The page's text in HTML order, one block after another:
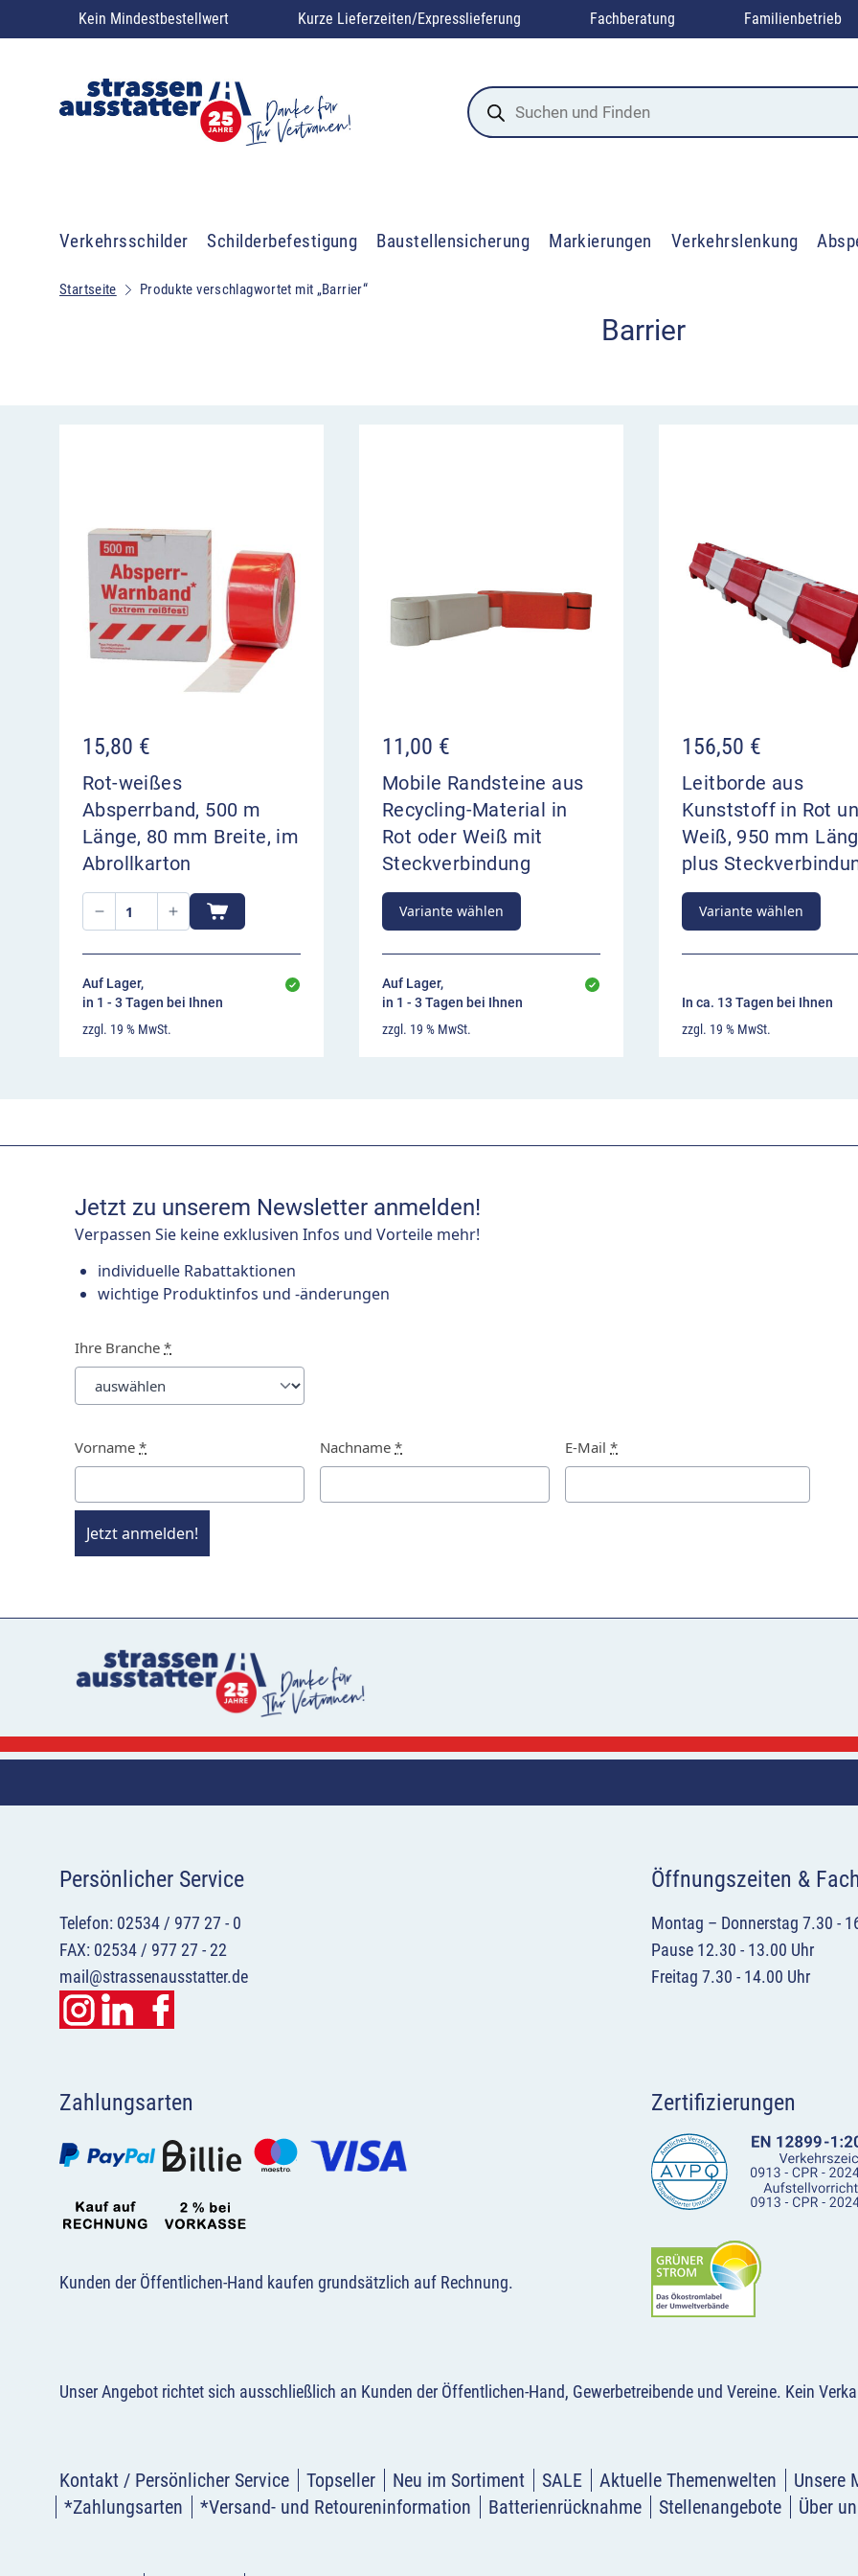
Kein Mindestbestellwert Kurze Lieferzeiten/Expresslieferung Fachberatung Familienbetrieb
Products
search
Verkehrsschilder Schilderbefestigung Baustellensicherung Markierungen Verkehrslenkung
Startseite Produkte verschlagwortet mit „Barrier“
Barrier
15,80 €
Rot-weißes
Absperrband, 500 m
Länge, 80 mm Breite, im
Abrollkarton
Auf Lager,
in 1 - 3 Tagen bei Ihnen
zzgl. 19 % MwSt.
11,00 €
Mobile Randsteine aus
Recycling-Material in
Rot oder Weiß mit
Steckverbindung
Variante wählen
Auf Lager,
in 1 - 3 Tagen bei Ihnen
zzgl. 19 % MwSt.
156,50 €
Leitborde aus
Kunststoff in Rot
Weiß, 950 mm
plus
Variante wählen
In ca. 13 Tagen bei Ihnen
zzgl. 19 % MwSt.
Jetzt zu unserem Newsletter anmelden!
Verpassen Sie keine exklusiven Infos und Vorteile mehr!
individuelle Rabattaktionen
wichtige Produktinfos und -änderungen
Ihre Branche *
Vorname * Nachname * E-Mail *
Jetzt anmelden!
Persönlicher Service
Telefon: 02534 / 977 27 - 0
FAX: 02534 / 977 27 - 22
mail@strassenausstatter.de
Öffnungszeiten &
Montag – Donnerstag 7.30 -
Pause 12.30 - 13.00 Uhr
Freitag 7.30 - 14.00 Uhr
Zahlungsarten
Kunden der Öffentlichen-Hand kaufen grundsätzlich auf Rechnung.
Zertifizierungen
Unser Angebot richtet sich ausschließlich an Kunden der Öffentlichen-Hand, Gewerbetreibende und Vereine. Kein
Kontakt / Persönlicher Service Topseller Neu im Sortiment SALE Aktuelle Themenwelten
Unsere
*Zahlungsarten
*Versand- und Retoureninformation Batterienrücknahme Stellenangebote Über